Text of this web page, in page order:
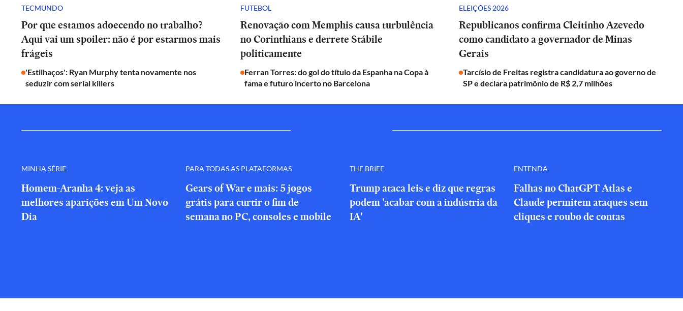
TECMUNDO
Por que estamos adoecendo no trabalho?
Aqui vai um spoiler: não é por estarmos mais
frágeis
'Estilhaços': Ryan Murphy tenta novamente nos
seduzir com serial killers
FUTEBOL
Renovação com Memphis causa turbulência
no Corinthians e derrete Stábile
politicamente
Ferran Torres: do gol do título da Espanha na Copa à
fama e futuro incerto no Barcelona
ELEIÇÕES 2026
Republicanos confirma Cleitinho Azevedo
como candidato a governador de Minas
Gerais
Tarcísio de Freitas registra candidatura ao governo de
SP e declara patrimônio de R$ 2,7 milhões
MINHA SÉRIE
Homem-Aranha 4: veja as
melhores aparições em Um Novo
Dia
PARA TODAS AS PLATAFORMAS
Gears of War e mais: 5 jogos
grátis para curtir o fim de
semana no PC, consoles e mobile
THE BRIEF
Trump ataca leis e diz que regras
podem 'acabar com a indústria da
IA'
ENTENDA
Falhas no ChatGPT Atlas e
Claude permitem ataques sem
cliques e roubo de contas